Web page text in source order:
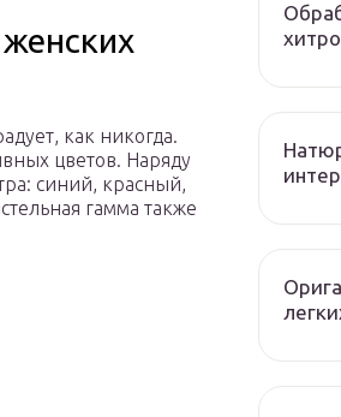
как никогда.
цветов. Наряду
синий, красный,
гамма также